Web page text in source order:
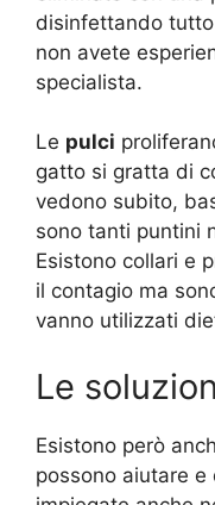
disinfettando
non avete
specialista.
Le pulci
gatto si gratta di
vedono subito,
sono tanti puntini
Esistono collari e
il contagio ma
vanno utilizzati
Le
Esistono però
possono aiutare e